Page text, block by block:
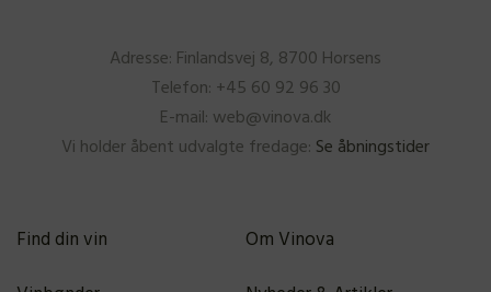
Adresse: Finlandsvej 8, 8700 Horsens
Telefon: +45 60 92 96 30
E-mail: web@vinova.dk
Vi holder åbent udvalgte fredage: Se åbningstider
Find din vin
Om Vinova